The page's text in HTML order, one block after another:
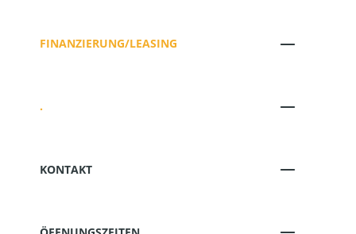
FINANZIERUNG/LEASING
.
KONTAKT